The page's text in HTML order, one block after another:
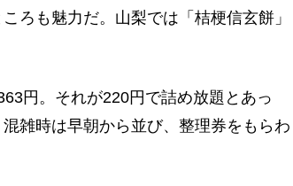
ろも魅力だ。山梨では「桔梗信玄餅」
円。それが220円で詰め放題とあっ
雑時は早朝から並び、整理券をもらわ